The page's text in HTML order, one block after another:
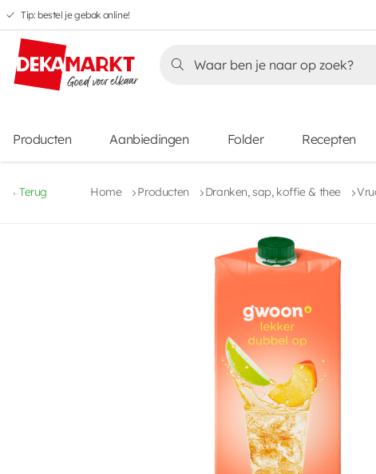
Overslaan
naar
hoofdnavigatie
Overslaan
naar
hoofdinhoud
Overslaan
naar
voettekstinhoud
Overslaan
naar
aanbiedingen
Tip: bestel je gebak online!
Producten Aanbiedingen Folder Recepten
Terug Home Producten Dranken, sap, koffie & thee